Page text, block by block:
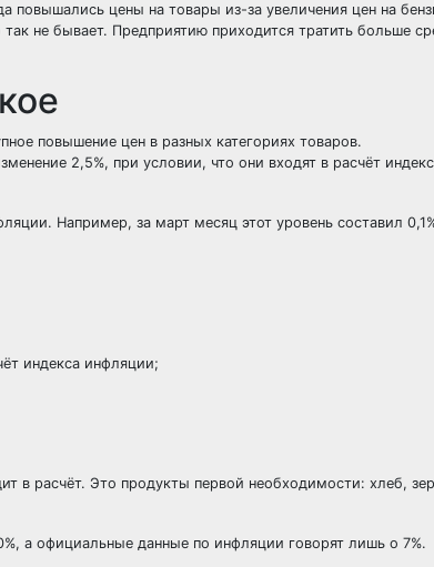
цены на товары из-за увеличения цен на
не бывает. Предприятию приходится тратить больше
повышение цен в разных категориях товаров.
2,5%, при условии, что они входят в расчёт
Например, за март месяц этот уровень составил
индекса инфляции;
в расчёт. Это продукты первой необходимости: хлеб,
а официальные данные по инфляции говорят лишь о 7%.